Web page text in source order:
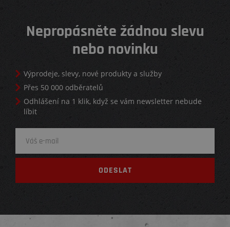
Nepropásněte žádnou slevu
nebo novinku
Výprodeje, slevy, nové produkty a služby
Přes 50 000 odběratelů
Odhlášení na 1 klik, když se vám newsletter nebude
líbit